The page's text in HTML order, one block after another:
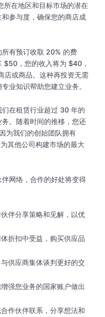
在地区和目标市场的潜在
参与度，确保您的商店成
有预订收取 20% 的费
$50，您的收入将为 $40，
店或商品。这种再投资无需
业知识帮助您建立业务。
在租赁行业超过 30 年的
。随着时间的推移，您还
为我们的创始团队拥有
其他公司构建市场的最大
网络，合作的好处将变得
伙伴分享策略和见解，以优
体折扣中受益，购买供应品
与供应商集体谈判更好的交
增强您业务的国家账户做出
合作伙伴联系，分享想法和